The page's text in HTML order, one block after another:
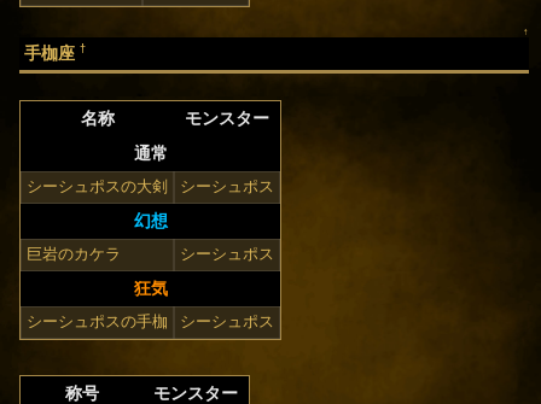
↑
手枷座 †
名称
モンスター
通常
シーシュポスの大剣 シーシュポス
幻想
巨岩のカケラ シーシュポス
狂気
シーシュポスの手枷 シーシュポス
称号 モンスター